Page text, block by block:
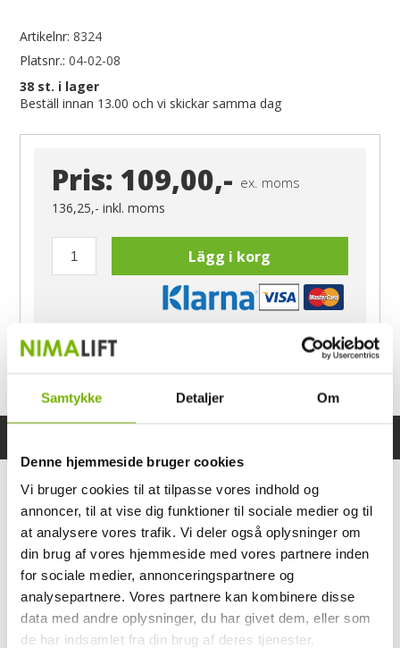
Samtykke Detaljer Om
Denne hjemmeside bruger cookies
Vi bruger cookies til at tilpasse vores indhold og
annoncer, til at vise dig funktioner til sociale medier og til
at analysere vores trafik. Vi deler også oplysninger om
din brug af vores hjemmeside med vores partnere inden
for sociale medier, annonceringspartnere og
analysepartnere. Vores partnere kan kombinere disse
data med andre oplysninger, du har givet dem, eller som
de har indsamlet fra din brug af deres tjenester.
Artikelnr: 8324
Platsnr.: 04-02-08
38 st. i lager
Beställ innan 13.00 och vi skickar samma dag
Pris: 109,00,- ex. moms
136,25,-inkl. moms
Lägg i korg
Ring Morten
040-60 60 680